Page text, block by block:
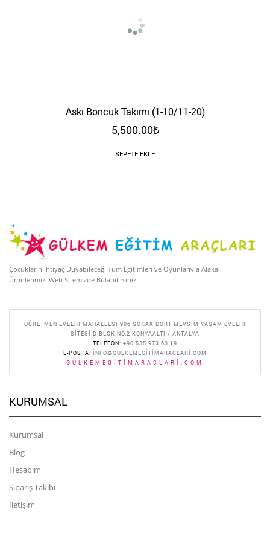
Askı Boncuk Takımı (1-10/11-20)
5,500.00₺
SEPETE EKLE
Çocukların İhtiyaç Duyabileceği Tüm Eğitimleri ve Oyunlarıyla Alakalı
Ürünlerimizi Web Sitemizde Bulabilirsiniz.
ÖĞRETMEN EVLERI MAHALLESI 906 SOKAK DÖRT MEVSIM YAŞAM EVLERI
SITESI D BLOK NO:2 KONYAALTI / ANTALYA
TELEFON: +90 535 973 63 19
E-POSTA: INFO@GULKEMEGITIMARACLARI.COM
GULKEMEGITIMARACLARI.COM
KURUMSAL
Kurumsal
Blog
Hesabım
Sipariş Takibi
İletişim